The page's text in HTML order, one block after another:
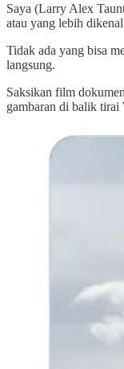
Saya (Larry Alex
atau yang lebih dikenal
Tidak ada yang bisa
langsung.
Saksikan film
gambaran di balik tirai